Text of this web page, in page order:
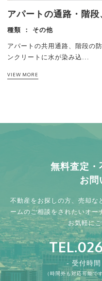
アパートの通路・階
種類 ： その他
アパートの共用通路、階段
ンクリートに水が染み込...
VIEW MORE
水栓金具交換 ビフォ
種類 ：キッチン
ダイニングキッチン
種類 ：キッチン
外壁塗装
種類 ：外壁
アパートの通路・階
種類 ：その他
掃き出し窓交換
種類 ：その他
無料査定・
お問
不動産をお探しの方、売却な
ームのご相談をされたいオー
お気軽に
- 受付時
（時間外も対応可能で